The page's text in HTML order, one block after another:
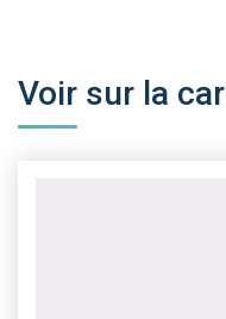
Voir sur la